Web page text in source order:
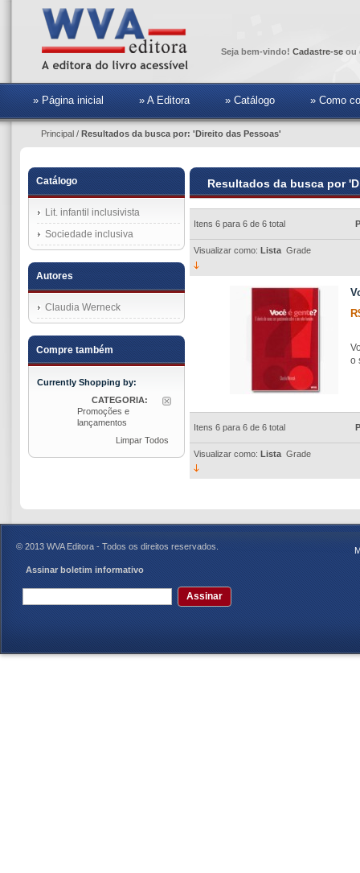
Seja bem-vindo! Cadastre-se ou
» Página inicial » A Editora » Catálogo » Como
Principal / Resultados da busca por: 'Direito das Pessoas'
Resultados da busca por
Itens 6 para 6 de 6 total
Visualizar como: Lista Grade
o
Itens 6 para 6 de 6 total
Visualizar como: Lista Grade
Catálogo
Lit. infantil inclusivista
Sociedade inclusiva
Autores
Claudia Werneck
Compre também
Currently Shopping by:
CATEGORIA:
Promoções e
lançamentos
Limpar Todos
© 2013 WVA Editora - Todos os direitos reservados.
Assinar boletim informativo
Assinar